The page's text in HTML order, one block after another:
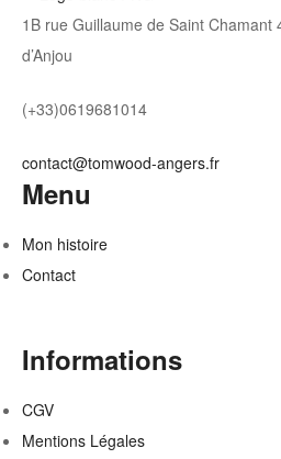
1B rue Guillaume de Saint Chamant
d’Anjou
(+33)0619681014
contact@tomwood-angers.fr
Menu
Mon histoire
Contact
Informations
CGV
Mentions Légales